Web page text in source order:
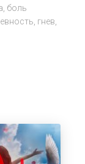
боль
гнев,